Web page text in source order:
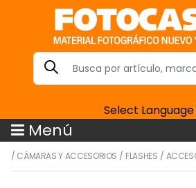
Select Language
Menú
/ CÁMARAS Y ACCESORIOS / FLASHES /